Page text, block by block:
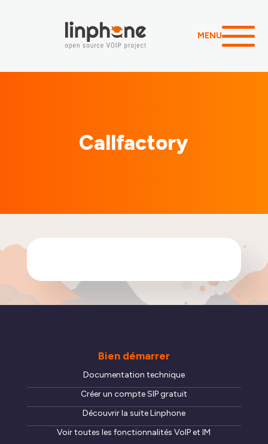
MENU
Callfactory
Bien démarrer
Documentation technique
Créer un compte SIP gratuit
Découvrir la suite Linphone
Voir toutes les fonctionnalités VoIP et IM